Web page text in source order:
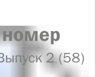
2 (58)